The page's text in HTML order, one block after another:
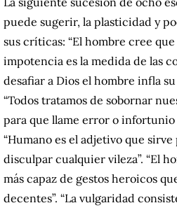
puede sugerir, la plasticidad y
sus críticas: “El hombre cree que
impotencia es la medida de las
desafiar a Dios el hombre infla su
“Todos tratamos de sobornar
para que llame error o infortunio
“Humano es el adjetivo que sirve
disculpar cualquier vileza”. “El
más capaz de gestos heroicos
decentes”. “La vulgaridad